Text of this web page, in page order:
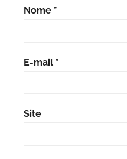
Nome *
E-mail *
Site